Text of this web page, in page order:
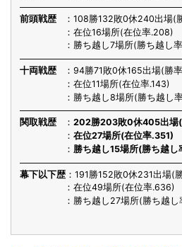
前頭戦歴
108勝132敗0休240出場(
在位16場所(在位率.208)
勝ち越し7場所(勝ち越し
十両戦歴
94勝71敗0休165出場(勝
在位11場所(在位率.143)
勝ち越し8場所(勝ち越し
関取戦歴
202勝203敗0休405出場
在位27場所(在位率.351)
勝ち越し15場所(勝ち越
幕下以下歴
191勝152敗0休231出場(
在位49場所(在位率.636)
勝ち越し27場所(勝ち越し